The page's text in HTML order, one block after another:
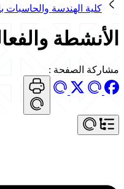
كلية الهندسة والحاسبات
الأنشطة
مشاركة الصفحة :